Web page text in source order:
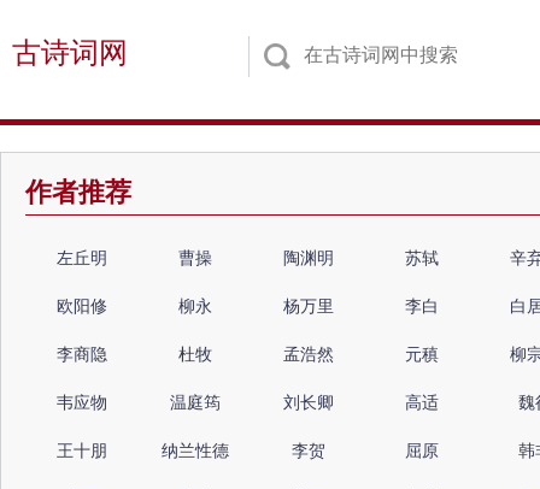
古诗词网
作者推荐
左丘明 曹操 陶渊明 苏轼 辛
欧阳修 柳永 杨万里 李白 白
李商隐 杜牧 孟浩然 元稹 柳
韦应物 温庭筠 刘长卿 高适 魏
王十朋 纳兰性德 李贺 屈原 韩